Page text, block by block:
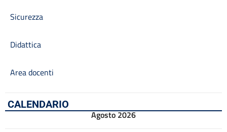
PNSD
Progetti
Programma per la Trasparenza e l’Integrità
Quadri orario
Rassegna stampa
Sicurezza
Didattica
Area docenti
CALENDARIO
Agosto 2026